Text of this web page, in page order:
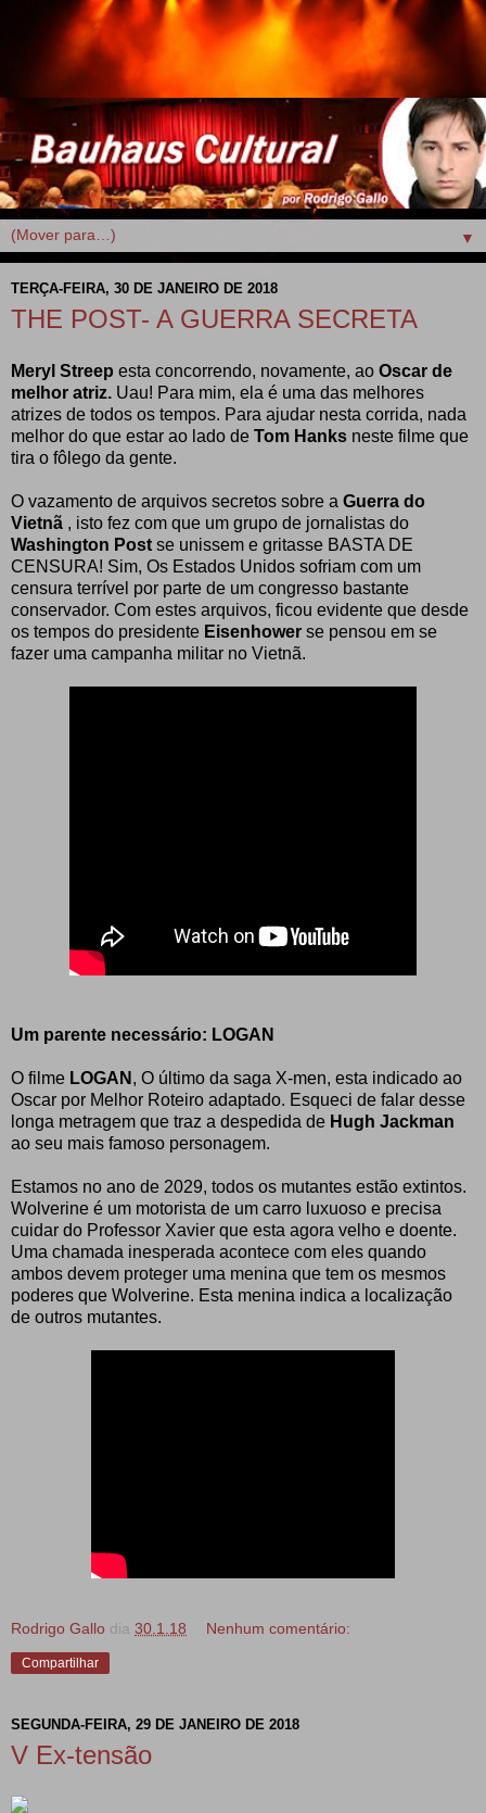
▼
TERÇA-FEIRA, 30 DE JANEIRO DE 2018
THE POST- A GUERRA SECRETA
Meryl Streep esta concorrendo, novamente, ao Oscar de
melhor atriz. Uau! Para mim, ela é uma das melhores
atrizes de todos os tempos. Para ajudar nesta corrida, nada
melhor do que estar ao lado de Tom Hanks neste filme que
tira o fôlego da gente.
O vazamento de arquivos secretos sobre a Guerra do
Vietnã , isto fez com que um grupo de jornalistas do
Washington Post se unissem e gritasse BASTA DE
CENSURA! Sim, Os Estados Unidos sofriam com um
censura terrível por parte de um congresso bastante
conservador. Com estes arquivos, ficou evidente que desde
os tempos do presidente Eisenhower se pensou em se
fazer uma campanha militar no Vietnã.
Um parente necessário: LOGAN
O filme LOGAN , O último da saga X-men, esta indicado ao
Oscar por Melhor Roteiro adaptado. Esqueci de falar desse
longa metragem que traz a despedida de Hugh Jackman
ao seu mais famoso personagem.
Estamos no ano de 2029, todos os mutantes estão extintos.
Wolverine é um motorista de um carro luxuoso e precisa
cuidar do Professor Xavier que esta agora velho e doente.
Uma chamada inesperada acontece com eles quando
ambos devem proteger uma menina que tem os mesmos
poderes que Wolverine. Esta menina indica a localização
de outros mutantes.
Rodrigo Gallo dia 30.1.18 Nenhum comentário:
Compartilhar
SEGUNDA-FEIRA, 29 DE JANEIRO DE 2018
V Ex-tensão